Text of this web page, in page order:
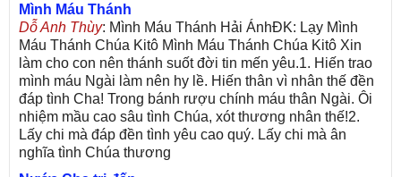
Mình Máu Thánh
Dỗ Anh Thùy: Mình Máu Thánh Hải ÁnhĐK: Lạy Mình
Máu Thánh Chúa Kitô Mình Máu Thánh Chúa Kitô Xin
làm cho con nên thánh suốt đời tin mến yêu.1. Hiến trao
mình máu Ngài làm nên hy lề. Hiến thân vì nhân thế đền
đáp tình Cha! Trong bánh rượu chính máu thân Ngài. Ôi
nhiệm mầu cao sâu tình Chúa, xót thương nhân thế!2.
Lấy chi mà đáp đền tình yêu cao quý. Lấy chi mà ân
nghĩa tình Chúa thương